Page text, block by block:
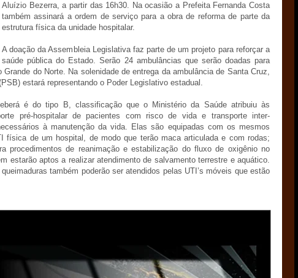
Aluízio Bezerra, a partir das 16h30. Na ocasião a Prefeita Fernanda Costa
também assinará a ordem de serviço para a obra de reforma de parte da
estrutura física da unidade hospitalar.
A doação da Assembleia Legislativa faz parte de um projeto para reforçar a
saúde pública do Estado. Serão 24 ambulâncias que serão doadas para
do Norte. Na solenidade de entrega da ambulância de Santa Cruz,
estará representando o Poder Legislativo estadual.
é do tipo B, classificação que o Ministério da Saúde atribuiu às
pré-hospitalar de pacientes com risco de vida e transporte inter-
à manutenção da vida. Elas são equipadas com os mesmos
física de um hospital, de modo que terão maca articulada e com rodas;
procedimentos de reanimação e estabilização do fluxo de oxigênio no
estarão aptos a realizar atendimento de salvamento terrestre e aquático.
também poderão ser atendidos pelas UTI’s móveis que estão